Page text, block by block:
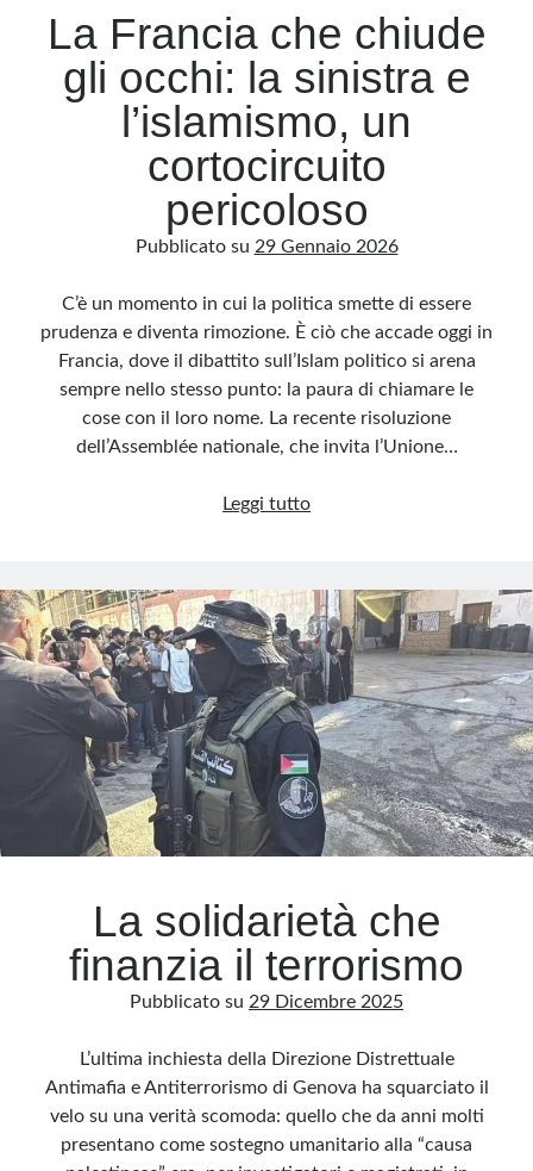
La Francia che chiude
gli occhi: la sinistra e
l’islamismo, un
cortocircuito
pericoloso
Pubblicato su 29 Gennaio 2026
C’è un momento in cui la politica smette di essere
prudenza e diventa rimozione. È ciò che accade oggi in
Francia, dove il dibattito sull’Islam politico si arena
sempre nello stesso punto: la paura di chiamare le
cose con il loro nome. La recente risoluzione
dell’Assemblée nationale, che invita l’Unione…
Leggi tuttoLa
chiude
gli
occhi:
la
sinistra
e
l’islamismo,
un
cortocircuito
pericoloso
La solidarietà che
finanzia il terrorismo
Pubblicato su 29 Dicembre 2025
L’ultima inchiesta della Direzione Distrettuale
Antimafia e Antiterrorismo di Genova ha squarciato il
velo su una verità scomoda: quello che da anni molti
presentano come sostegno umanitario alla “causa